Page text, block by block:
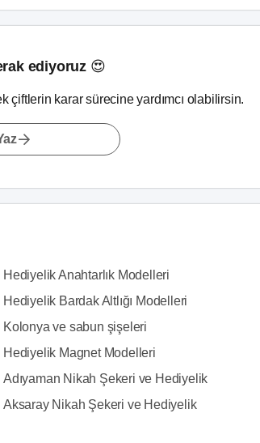
ediyoruz 😍
karar sürecine yardımcı olabilirsin.
Hediyelik Anahtarlık Modelleri
Hediyelik Bardak Altlığı Modelleri
Kolonya ve sabun şişeleri
Hediyelik Magnet Modelleri
Adıyaman Nikah Şekeri ve Hediyelik
Aksaray Nikah Şekeri ve Hediyelik